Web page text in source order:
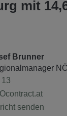
mit
Brunner
senden